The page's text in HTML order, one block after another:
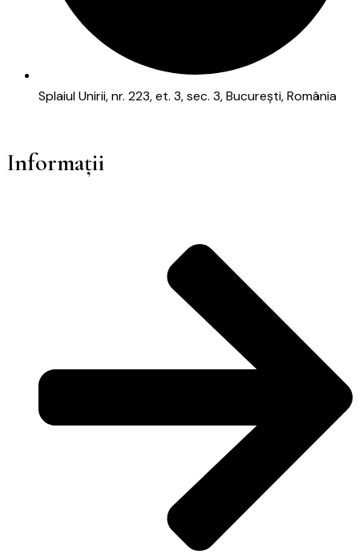
Splaiul Unirii, nr. 223, et. 3, sec. 3, București, România
Informații